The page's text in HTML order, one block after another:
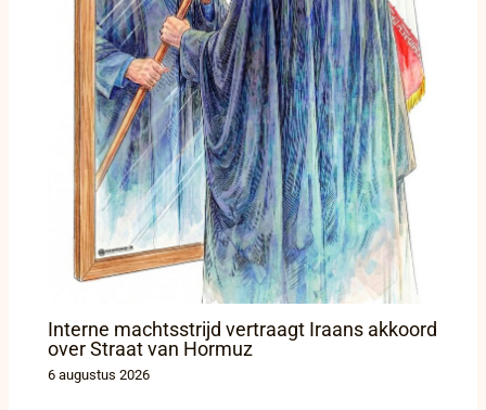
Interne machtsstrijd vertraagt Iraans akkoord
over Straat van Hormuz
6 augustus 2026